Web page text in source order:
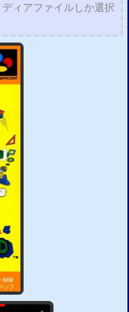
ィアファイルしか選択